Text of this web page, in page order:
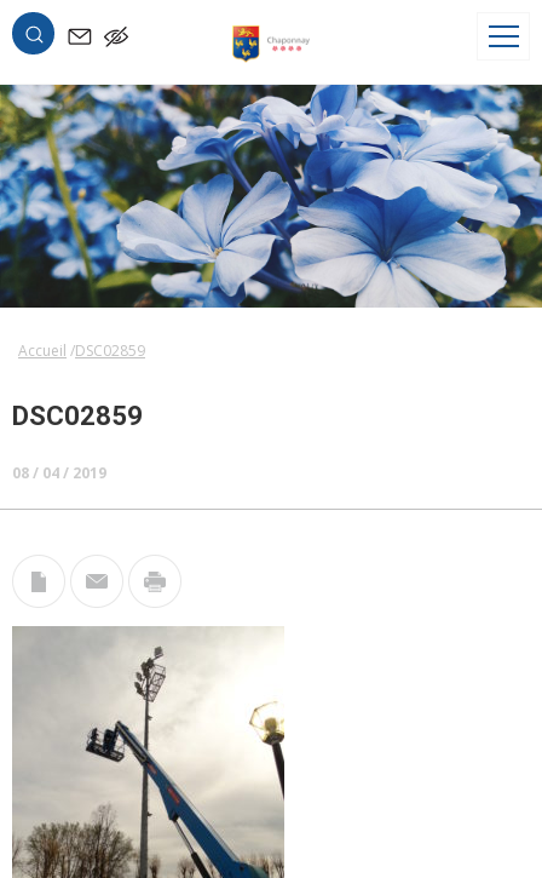
OK
Accueil DSC02859
DSC02859
08 / 04 / 2019